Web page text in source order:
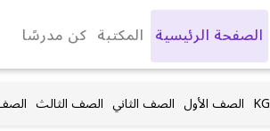
الصفحة الرئيسية المكتبة كن مدرسًا
KG الصف الأول الصف الثاني الصف الثالث